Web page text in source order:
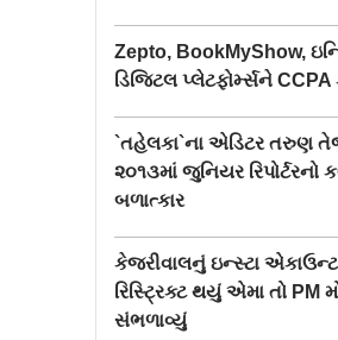
Zepto, BookMyShow,
ડિજિટલ પ્લેટફોર્મ્સને CCPA
`તહેલકા`ના એડિટર તરુણ
૨૦૧૩માં જુનિયર રિપોર્ટરનો
બળાત્કાર
કેજરીવાલનું ઇન્સ્ટા એકાઉન્ટ
રિસ્ટ્રિક્ટ થયું એમા તો PM
સંભળાવ્યું